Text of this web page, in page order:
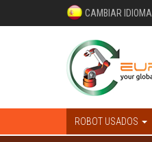
CAMBIAR IDIOMA
ROBOT USADOS